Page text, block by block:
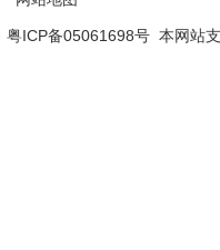
粤ICP备05061698号 本网站